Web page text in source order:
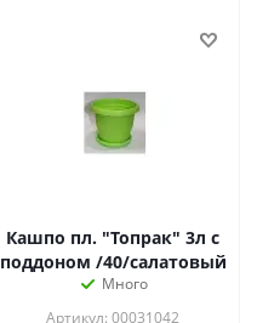
Кашпо пл. "Топрак" 3л с
поддоном /40/салатовый
Много
Артикул: 00031042